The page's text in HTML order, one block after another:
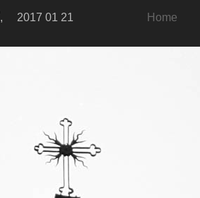
, 2017 01 21 Home